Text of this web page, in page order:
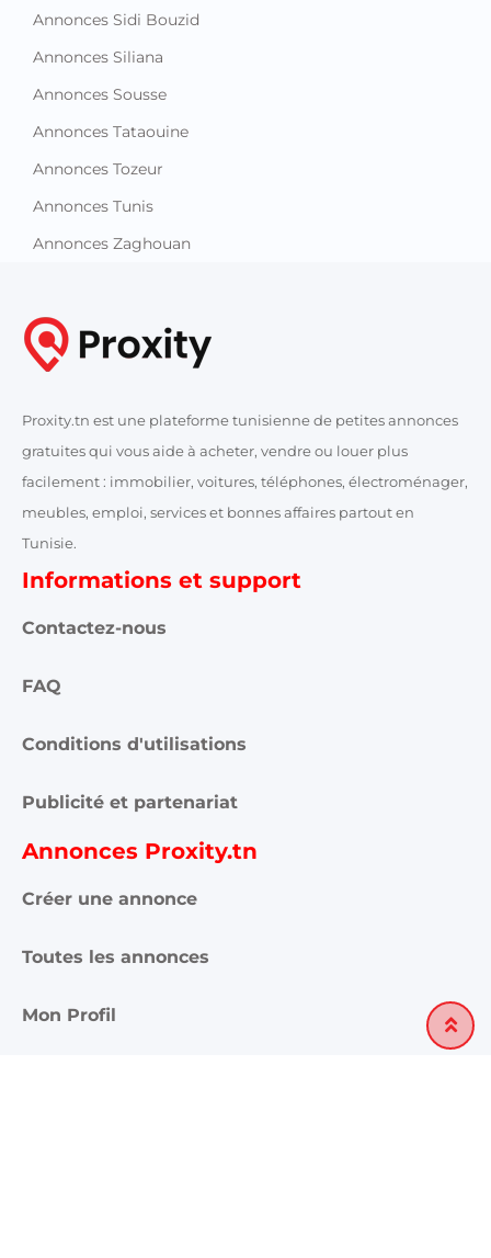
Annonces Sidi Bouzid
Annonces Siliana
Annonces Sousse
Annonces Tataouine
Annonces Tozeur
Annonces Tunis
Annonces Zaghouan
Proxity.tn est une plateforme tunisienne de petites annonces
gratuites qui vous aide à acheter, vendre ou louer plus
facilement : immobilier, voitures, téléphones, électroménager,
meubles, emploi, services et bonnes affaires partout en
Tunisie.
Informations et support
Contactez-nous
FAQ
Conditions d'utilisations
Publicité et partenariat
Annonces Proxity.tn
Créer une annonce
Toutes les annonces
Mon Profil